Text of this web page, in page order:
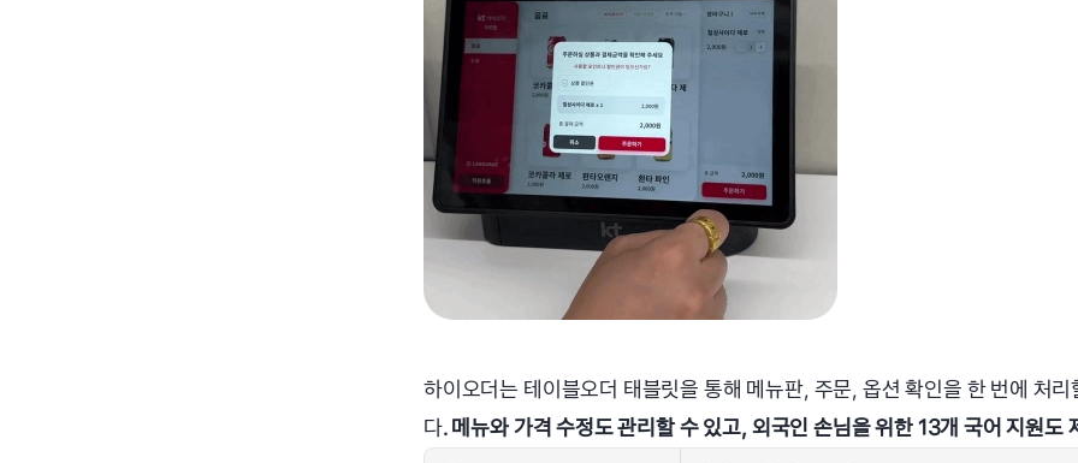
하이오더는 테이블오더 태블릿을 통해 메뉴판, 주문, 옵션 확인을 한 번에 처리
다. 메뉴와 가격 수정도 관리할 수 있고, 외국인 손님을 위한 13개 국어 지원도